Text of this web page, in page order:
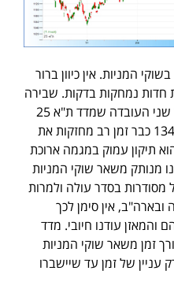
המניות. אין כיוון ברור
חדות נמחקות בדקות. שבירה
של שפל יותר נמוך במעוף ומצד שני העובדה שמדד ת"א 25
לא הצליח לשבור את השיא ב-1340 כבר זמן רב מחזקות את
תיקון עמוק במגמה ארוכת
מנותק משאר שוקי המניות
בסדר עולה ולמרות
אין סימן לכך
והמאזן עודנו חיובי. מדד
זמן משאר שוקי המניות
עניין של זמן עד שיישברו